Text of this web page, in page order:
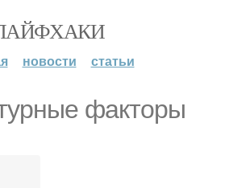
новости статьи
факторы